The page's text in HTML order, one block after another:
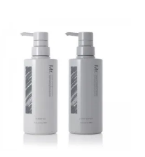
た配色だから重ねてもくすまず、簡
単に印象的な目元が完成します。2
色だけを使って簡単に。3色使って
印象的に。4色全部使えば可能性は
無限大。もちろん単色使いもOK！
あなたらしさを引き立てる4つのレ
イヤーで、幾通りもの旬なアイメイ
クをお楽しみください。